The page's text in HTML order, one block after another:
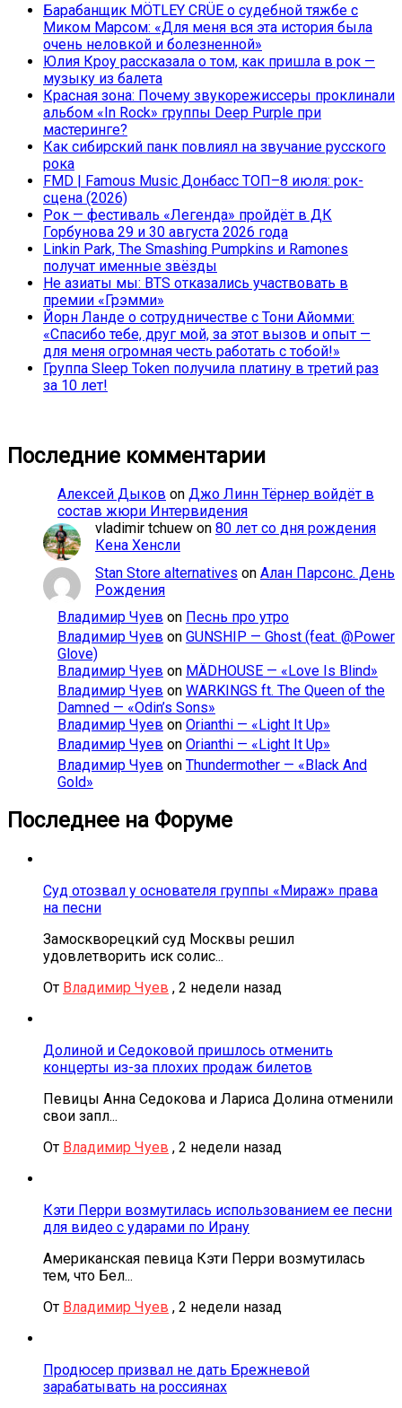
Барабанщик MÖTLEY CRÜE о судебной тяжбе с
Миком Марсом: «Для меня вся эта история была
очень неловкой и болезненной»
Юлия Кроу рассказала о том, как пришла в рок —
музыку из балета
Красная зона: Почему звукорежиссеры проклинали
альбом «In Rock» группы Deep Purple при
мастеринге?
Как сибирский панк повлиял на звучание русского
рока
FMD | Famous Music Донбасс ТОП–8 июля: рок-
сцена (2026)
Рок — фестиваль «Легенда» пройдёт в ДК
Горбунова 29 и 30 августа 2026 года
Linkin Park, The Smashing Pumpkins и Ramones
получат именные звёзды
Не азиаты мы: BTS отказались участвовать в
премии «Грэмми»
Йорн Ланде о сотрудничестве с Тони Айомми:
«Спасибо тебе, друг мой, за этот вызов и опыт —
для меня огромная честь работать с тобой!»
Группа Sleep Token получила платину в третий раз
за 10 лет!
Последние комментарии
Алексей Дыков on Джо Линн Тёрнер войдёт в
состав жюри Интервидения
vladimir tchuew on 80 лет со дня рождения
Кена Хенсли
Stan Store alternatives on Алан Парсонс. День
Рождения
Владимир Чуев on Песнь про утро
Владимир Чуев on GUNSHIP — Ghost (feat. @Power
Glove)
Владимир Чуев on MÄDHOUSE — «Love Is Blind»
Владимир Чуев on WARKINGS ft. The Queen of the
Damned — «Odin’s Sons»
Владимир Чуев on Orianthi — «Light It Up»
Владимир Чуев on Orianthi — «Light It Up»
Владимир Чуев on Thundermother — «Black And
Gold»
Последнее на Форуме
Суд отозвал у основателя группы «Мираж» права
на песни
Замоскворецкий суд Москвы решил
удовлетворить иск солис...
От Владимир Чуев , 2 недели назад
Долиной и Седоковой пришлось отменить
концерты из-за плохих продаж билетов
Певицы Анна Седокова и Лариса Долина отменили
свои запл...
От Владимир Чуев , 2 недели назад
Кэти Перри возмутилась использованием ее песни
для видео с ударами по Ирану
Американская певица Кэти Перри возмутилась
тем, что Бел...
От Владимир Чуев , 2 недели назад
Продюсер призвал не дать Брежневой
зарабатывать на россиянах